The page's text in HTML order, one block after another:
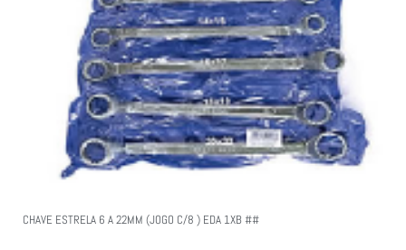
CHAVE ESTRELA 6 A 22MM (JOGO C/8 ) EDA 1XB ##